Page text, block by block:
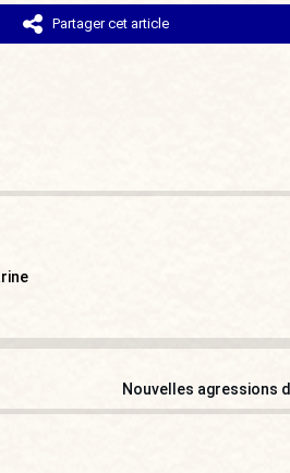
Partager cet article
Nouvelles agressions